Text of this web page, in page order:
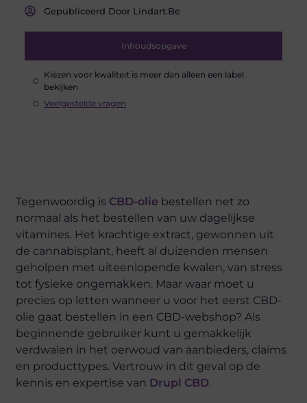
Gepubliceerd Door Lindart.be
Inhoudsopgave
Kiezen voor kwaliteit is meer dan alleen een label
bekijken
Veelgestelde vragen
Tegenwoordig is CBD-olie bestellen net zo
normaal als het bestellen van uw dagelijkse
vitamines. Het krachtige extract, gewonnen uit
de cannabisplant, heeft al duizenden mensen
geholpen met uiteenlopende kwalen, van stress
tot fysieke ongemakken. Maar waar moet u
precies op letten wanneer u voor het eerst CBD-
olie gaat bestellen in een CBD-webshop? Als
beginnende gebruiker kunt u gemakkelijk
verdwalen in het oerwoud van aanbieders, claims
en producttypes. Vertrouw in dit geval op de
kennis en expertise van Drupl CBD.